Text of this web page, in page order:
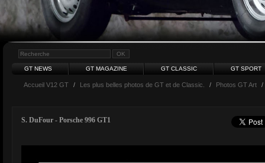
GT NEWS GT MAGAZINE GT CLASSIC GT SPORT
Accueil V12 GT / Les plus belles photos de GT et de Classic. / Photos GT Art /
S. DuFour - Porsche 996 GT1